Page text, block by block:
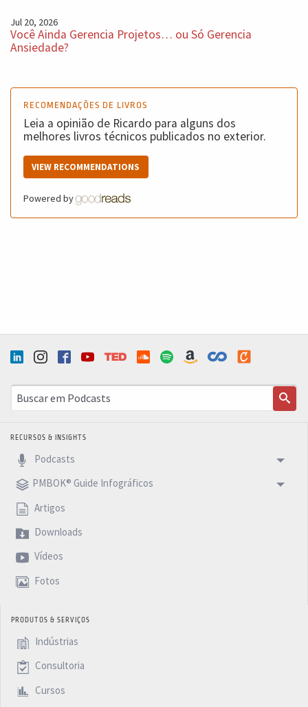
Jul 20, 2026
Você Ainda Gerencia Projetos… ou Só Gerencia
Ansiedade?
RECOMENDAÇÕES DE LIVROS
Leia a opinião de Ricardo para alguns dos
melhores livros técnicos publicados no exterior.
VIEW RECOMMENDATIONS
Powered by
RECURSOS & INSIGHTS
Podcasts
PMBOK® Guide Infográficos
Artigos
Downloads
Vídeos
Fotos
PRODUTOS & SERVIÇOS
Indústrias
Consultoria
Cursos